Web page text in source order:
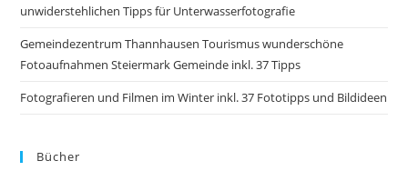
unwiderstehlichen Tipps für Unterwasserfotografie
Gemeindezentrum Thannhausen Tourismus wunderschöne
Fotoaufnahmen Steiermark Gemeinde inkl. 37 Tipps
Fotografieren und Filmen im Winter inkl. 37 Fototipps und Bildideen
Bücher